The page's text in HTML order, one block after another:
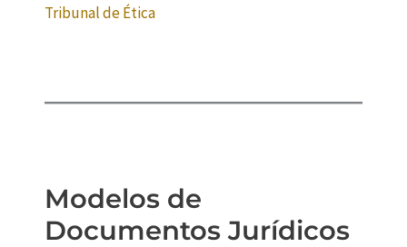
Tribunal de Ética
Modelos de
Documentos Jurídicos